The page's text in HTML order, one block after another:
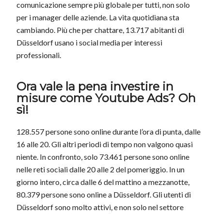
comunicazione sempre più globale per tutti, non solo
per i manager delle aziende. La vita quotidiana sta
cambiando. Più che per chattare, 13.717 abitanti di
Düsseldorf usano i social media per interessi
professionali.
Ora vale la pena investire in
misure come Youtube Ads? Oh
sì!
128.557 persone sono online durante l’ora di punta, dalle
16 alle 20. Gli altri periodi di tempo non valgono quasi
niente. In confronto, solo 73.461 persone sono online
nelle reti sociali dalle 20 alle 2 del pomeriggio. In un
giorno intero, circa dalle 6 del mattino a mezzanotte,
80.379 persone sono online a Düsseldorf. Gli utenti di
Düsseldorf sono molto attivi, e non solo nel settore